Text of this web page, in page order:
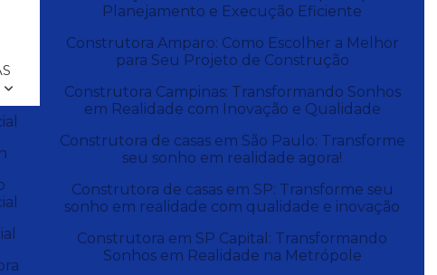
Planejamento e Execução Eficiente
Construtora Amparo: Como Escolher a Melhor
para Seu Projeto de Construção
Construtora Campinas: Transformando Sonhos
em Realidade com Inovação e Qualidade
Construtora de casas em São Paulo: Transforme
seu sonho em realidade agora!
Construtora de casas em SP: Transforme seu
sonho em realidade com qualidade e inovação
Construtora em SP Capital: Transformando
Sonhos em Realidade na Metrópole